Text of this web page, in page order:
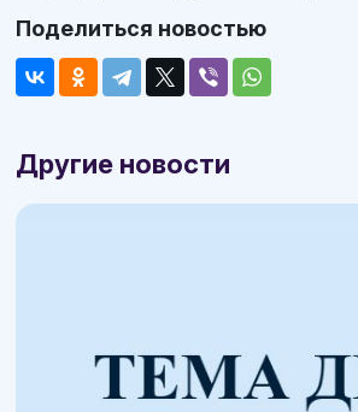
Поделиться новостью
Другие новости